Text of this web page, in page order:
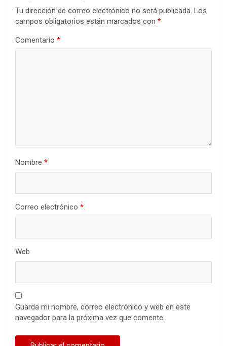
Tu dirección de correo electrónico no será publicada. Los
campos obligatorios están marcados con *
Comentario *
Nombre *
Correo electrónico *
Web
Guarda mi nombre, correo electrónico y web en este
navegador para la próxima vez que comente.